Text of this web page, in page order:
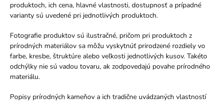
produktoch, ich cena, hlavné vlastnosti, dostupnosť a prípadné
varianty sú uvedené pri jednotlivých produktoch.
Fotografie produktov sú ilustračné, pričom pri produktoch z
prírodných materiálov sa môžu vyskytnúť prirodzené rozdiely vo
farbe, kresbe, štruktúre alebo veľkosti jednotlivých kusov. Takéto
odchýlky nie sú vadou tovaru, ak zodpovedajú povahe prírodného
materiálu.
Popisy prírodných kameňov a ich tradične uvádzaných vlastností